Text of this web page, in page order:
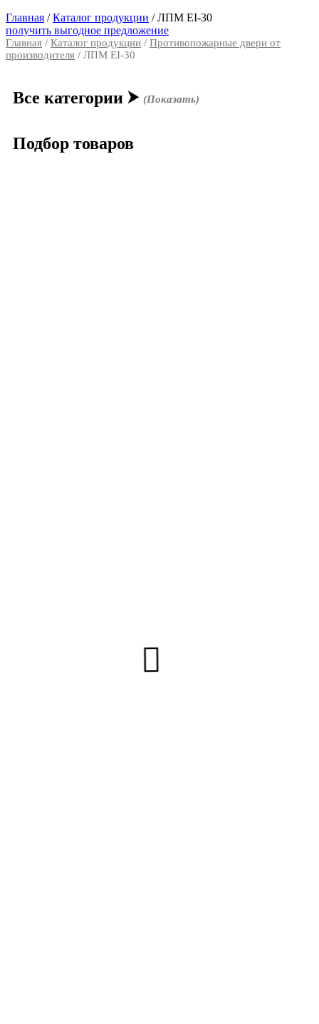
Главная /Каталог продукции /ЛПМ EI-30
получить выгодное предложение
Главная / Каталог продукции / Противопожарные двери от
производителя / ЛПМ EI-30
Все категории ⮞ (Показать)
Подбор товаров